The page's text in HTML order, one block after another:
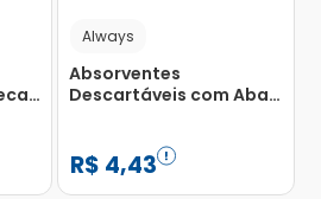
Always
Absorventes
Descartáveis com Abas
10 Unidades
R$ 4,43